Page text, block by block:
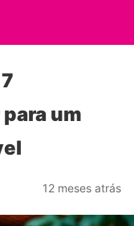
um
12 meses atrás